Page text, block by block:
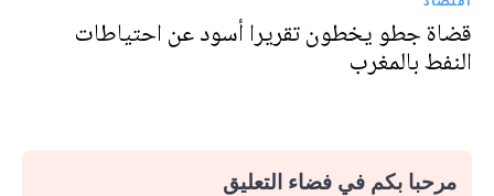
قضاة جطو يخطون تقريرا أسود عن احتياطات
النفط بالمغرب
مرحبا بكم في فضاء التعليق